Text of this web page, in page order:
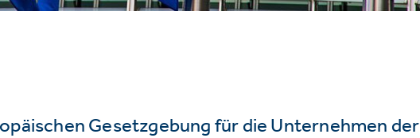
Gesetzgebung für die Unternehmen der